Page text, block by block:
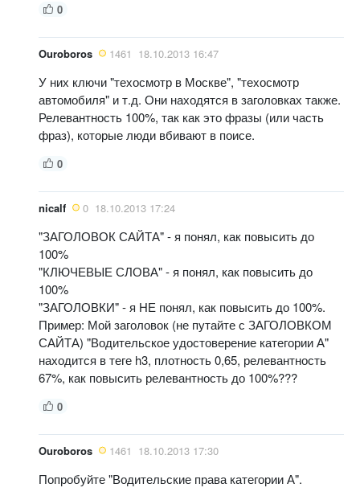
0
Ouroboros 1461 18.10.2013 16:47
У них ключи "техосмотр в Москве", "техосмотр
автомобиля" и т.д. Они находятся в заголовках также.
Релевантность 100%, так как это фразы (или часть
фраз), которые люди вбивают в поисе.
0
nicalf 0 18.10.2013 17:24
"ЗАГОЛОВОК САЙТА" - я понял, как повысить до
100%
"КЛЮЧЕВЫЕ СЛОВА" - я понял, как повысить до
100%
"ЗАГОЛОВКИ" - я НЕ понял, как повысить до 100%.
Пример: Мой заголовок (не путайте с ЗАГОЛОВКОМ
САЙТА) "Водительское удостоверение категории А"
находится в теге h3, плотность 0,65, релевантность
67%, как повысить релевантность до 100%???
0
Ouroboros 1461 18.10.2013 17:30
Попробуйте "Водительские права категории А".